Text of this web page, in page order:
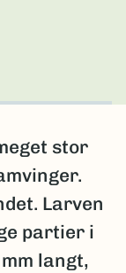
stor
Larven
partier i
langt,